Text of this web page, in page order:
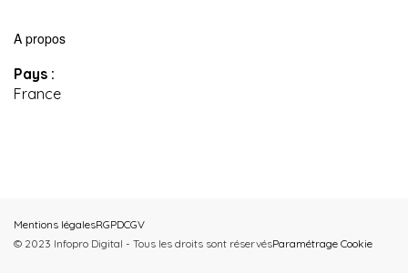
A propos
Pays :
France
Mentions légalesRGPDCGV
© 2023 Infopro Digital - Tous les droits sont réservésParamétrage Cookie